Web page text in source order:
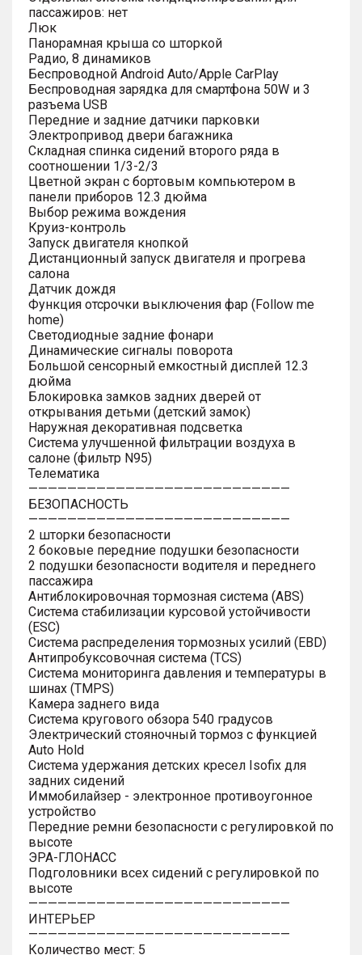
пассажиров: нет
Люк
Панорамная крыша со шторкой
Радио, 8 динамиков
Беспроводной Android Auto/Apple CarPlay
Беспроводная зарядка для смартфона 50W и 3
разъема USB
Передние и задние датчики парковки
Электропривод двери багажника
Складная спинка сидений второго ряда в
соотношении 1/3-2/3
Цветной экран с бортовым компьютером в
панели приборов 12.3 дюйма
Выбор режима вождения
Круиз-контроль
Запуск двигателя кнопкой
Дистанционный запуск двигателя и прогрева
салона
Датчик дождя
Функция отсрочки выключения фар (Follow me
home)
Светодиодные задние фонари
Динамические сигналы поворота
Большой сенсорный емкостный дисплей 12.3
дюйма
Блокировка замков задних дверей от
открывания детьми (детский замок)
Наружная декоративная подсветка
Система улучшенной фильтрации воздуха в
салоне (фильтр N95)
Телематика
———————————————————————————
БЕЗОПАСНОСТЬ
———————————————————————————
2 шторки безопасности
2 боковые передние подушки безопасности
2 подушки безопасности водителя и переднего
пассажира
Антиблокировочная тормозная система (ABS)
Система стабилизации курсовой устойчивости
(ESC)
Система распределения тормозных усилий (EBD)
Антипробуксовочная система (TCS)
Система мониторинга давления и температуры в
шинах (TMPS)
Камера заднего вида
Система кругового обзора 540 градусов
Электрический стояночный тормоз с функцией
Auto Hold
Система удержания детских кресел Isofix для
задних сидений
Иммобилайзер - электронное противоугонное
устройство
Передние ремни безопасности с регулировкой по
высоте
ЭРА-ГЛОНАСС
Подголовники всех сидений с регулировкой по
высоте
———————————————————————————
ИНТЕРЬЕР
———————————————————————————
Количество мест: 5